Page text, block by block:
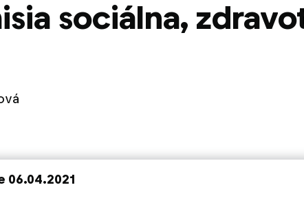
sociálna,
06.04.2021